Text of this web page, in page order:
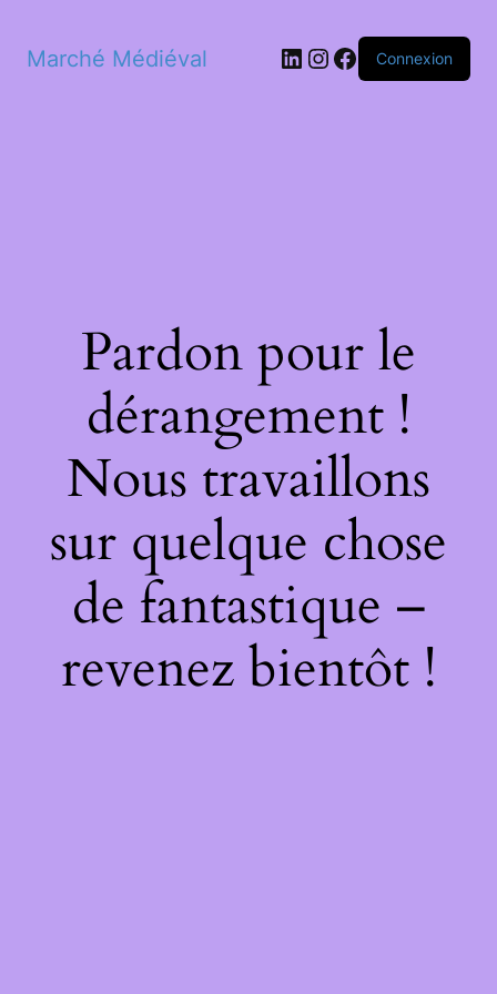
Marché Médiéval LinkedIn
Instagram
Facebook
Connexion
Pardon pour le
dérangement !
Nous travaillons
sur quelque chose
de fantastique –
revenez bientôt !